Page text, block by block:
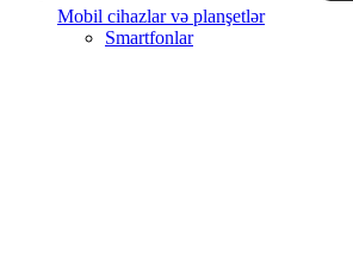
Mobil cihazlar və planşetlər
Smartfonlar